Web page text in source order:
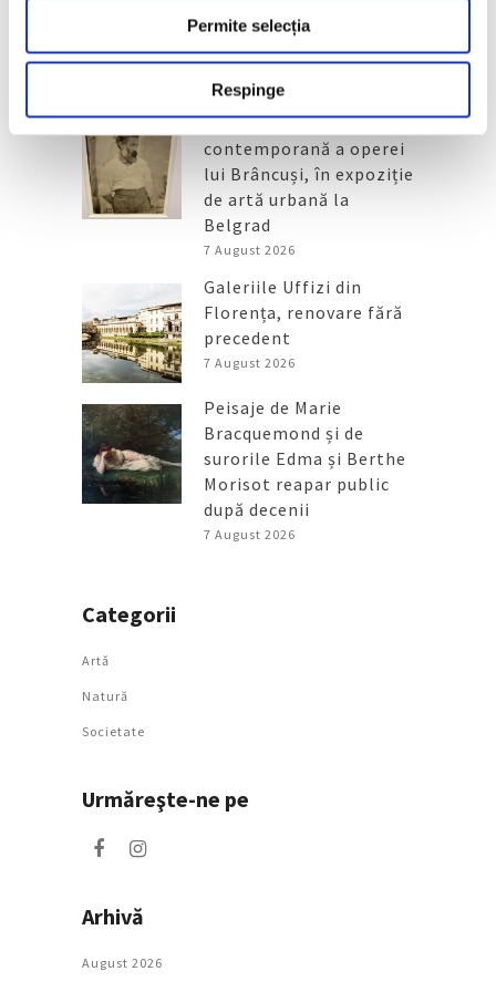
Permite selecția
Respinge
Articole recente
Reinterpretare
contemporană a operei
lui Brâncuși, în expoziție
de artă urbană la
Belgrad
7 August 2026
Galeriile Uffizi din
Florența, renovare fără
precedent
7 August 2026
Peisaje de Marie
Bracquemond și de
surorile Edma și Berthe
Morisot reapar public
după decenii
7 August 2026
Categorii
Artǎ
Natură
Societate
Urmăreşte-ne pe
Arhivă
August 2026